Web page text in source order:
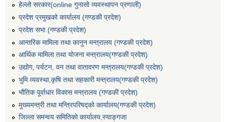
हेल्लो सरकार(online गुनासो व्यवस्थापन प्रणाली)
प्रदेश प्रमुखको कार्यालय (गण्डकी प्रदेश)
प्रदेश सभा (गण्डकी प्रदेश)
आन्तरिक मामिला तथा कानुन मन्त्रालय (गण्डकी प्रदेश)
आर्थिक मामिला तथा योजना मन्त्रालय(गण्डकी प्रदेश)
उद्योग, पर्यटन, वन तथा वातावरण मन्त्रालय(गण्डकी प्रदेश)
भुमि व्यवस्था,कृषि तथा सहकारी मन्त्रालय(गण्डकी प्रदेश)
भौतिक पूर्वाधार विकास मन्त्रालय (गण्डकी प्रदेश)
मुख्यमन्त्री तथा मन्त्रिपरिषद्को कार्यालय(गण्डकी प्रदेश)
जिल्ला समन्वय समितिको कार्यालय,स्याङ्गजा